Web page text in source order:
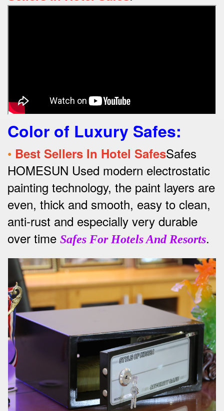
Color of Luxury Safes:
• Best Sellers In Hotel SafesSafes
HOMESUN Used modern electrostatic
painting technology, the paint layers are
even, thick and smooth, easy to clean,
anti-rust and especially very durable
over time Safes For Hotels And Resorts.